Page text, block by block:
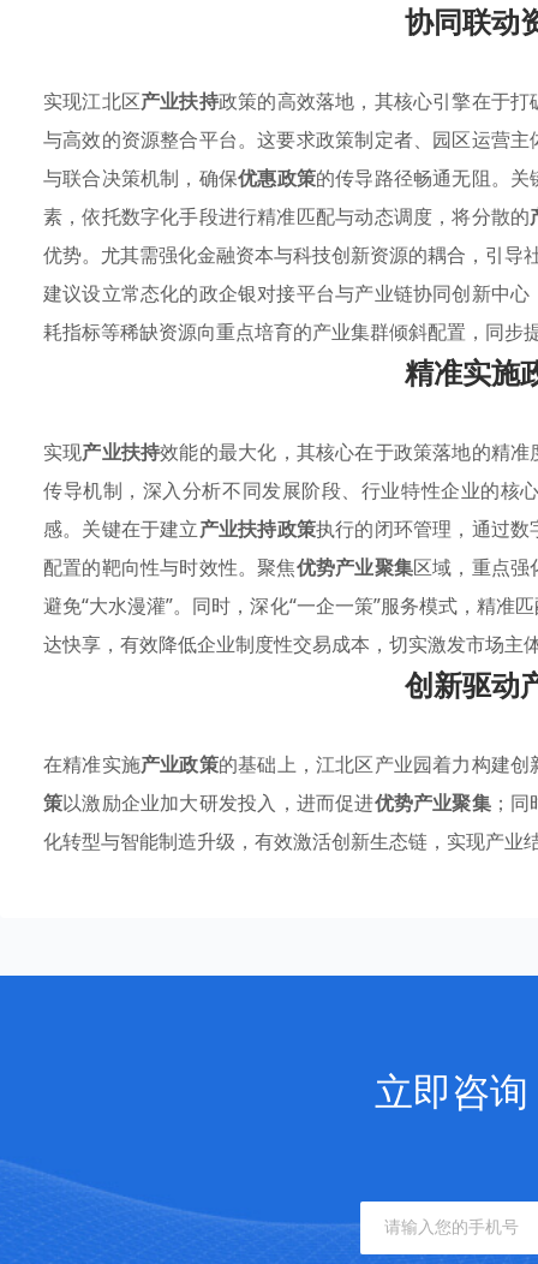
协同联动
实现江北区产业扶持政策的高效落地，其核心引擎在于
与高效的资源整合平台。这要求政策制定者、园区运营
与联合决策机制，确保优惠政策的传导路径畅通无阻。
素，依托数字化手段进行精准匹配与动态调度，将分散的
优势。尤其需强化金融资本与科技创新资源的耦合，引导
建议设立常态化的政企银对接平台与产业链协同创新中
耗指标等稀缺资源向重点培育的产业集群倾斜配置，同步
精准实施
实现产业扶持效能的最大化，其核心在于政策落地的精
传导机制，深入分析不同发展阶段、行业特性企业的核
感。关键在于建立产业扶持政策执行的闭环管理，通过
配置的靶向性与时效性。聚焦优势产业聚集区域，重点强
避免“大水漫灌”。同时，深化“一企一策”服务模式，精准
达快享，有效降低企业制度性交易成本，切实激发市场主
创新驱动
在精准实施产业政策的基础上，江北区产业园着力构建
策以激励企业加大研发投入，进而促进优势产业聚集；同
化转型与智能制造升级，有效激活创新生态链，实现产业
立即咨